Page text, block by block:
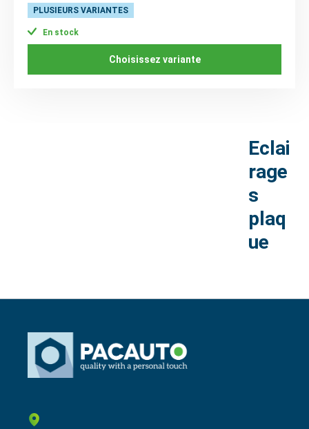
PLUSIEURS VARIANTES
En stock
Choisissez variante
Eclai
rage
s
plaq
ue